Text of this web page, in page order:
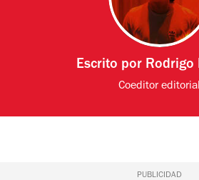
Escrito por Rodrigo
Coeditor editorial
PUBLICIDAD